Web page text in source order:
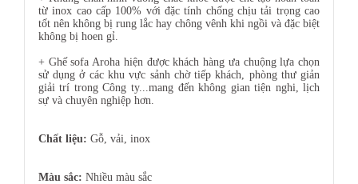
từ inox cao cấp 100% với đặc tính chống chịu tải trọng cao
tốt nên không bị rung lắc hay chông vênh khi ngồi và đặc biệt
không bị hoen gỉ.
+ Ghế sofa Aroha hiện được khách hàng ưa chuộng lựa chọn
sử dụng ở các khu vực sảnh chờ tiếp khách, phòng thư giản
giải trí trong Công ty...mang đến không gian tiện nghi, lịch
sự và chuyên nghiệp hơn.
Chất liệu: Gỗ, vải, inox
Màu sắc: Nhiều màu sắc